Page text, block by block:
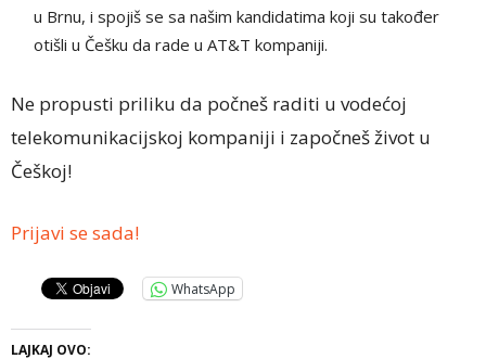
u Brnu, i spojiš se sa našim kandidatima koji su također
otišli u Češku da rade u AT&T kompaniji.
Ne propusti priliku da počneš raditi u vodećoj
telekomunikacijskoj kompaniji i započneš život u
Češkoj!
Prijavi se sada!
WhatsApp
LAJKAJ OVO: